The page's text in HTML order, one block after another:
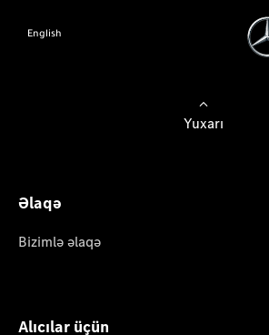
English
Yuxarı
Əlaqə
Bizimlə əlaqə
Alıcılar üçün